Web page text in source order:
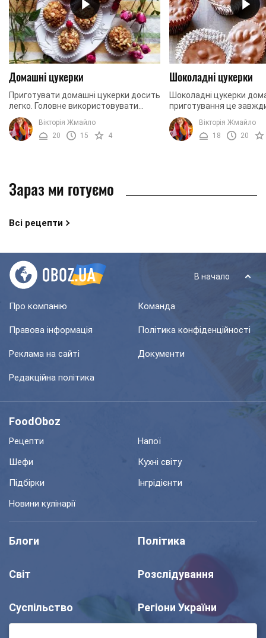
Домашні цукерки
Приготувати домашні цукерки досить
легко. Головне використовувати
якісні інгредієнти і детально
слідувати нашим рецептом. В
результаті у вас вийдуть ...
Вікторія Жмайло
20
15 4
Шоколадні цукерки
Шоколадні цукерки
приготування це
домочадців. Готувати
результат завжди
очікування. ...
Вікторія Жмайло
18
20
Зараз ми готуємо
Всі рецепти
В начало
Про компанію Команда
Правова інформація Політика конфіденційності
Реклама на сайті Документи
Редакційна політика
FoodOboz
Рецепти
Напої
Шефи
Кухні світу
Підбірки
Інгрідієнти
Новини кулінарії
Блоги Політика
Світ Розслідування
Суспільство Регіони України